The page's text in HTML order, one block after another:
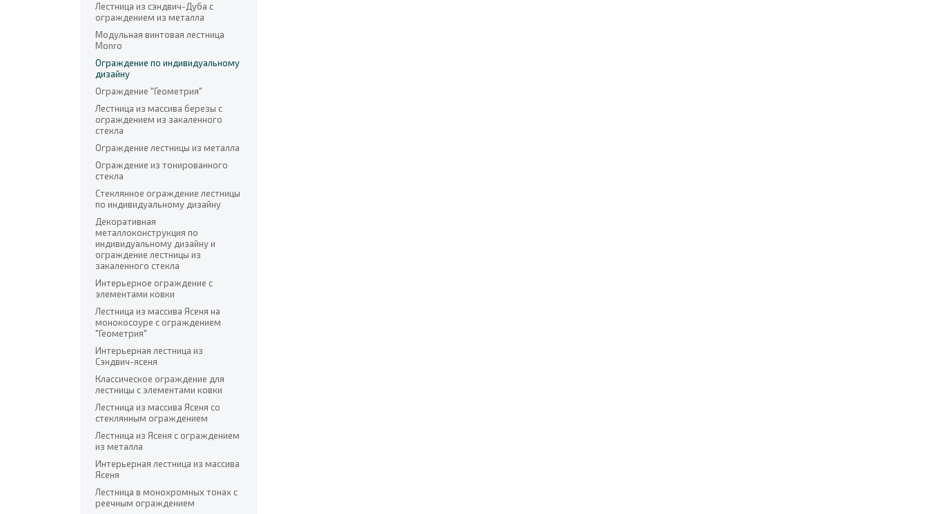
Лестница из сэндвич-Дуба с
ограждением из металла
Модульная винтовая лестница
Monro
Ограждение по индивидуальному
дизайну
Ограждение "Геометрия"
Лестница из массива березы с
ограждением из закаленного
стекла
Ограждение лестницы из металла
Ограждение из тонированного
стекла
Стеклянное ограждение лестницы
по индивидуальному дизайну
Декоративная
металлоконструкция по
индивидуальному дизайну и
ограждение лестницы из
закаленного стекла
Интерьерное ограждение с
элементами ковки
Лестница из массива Ясеня на
монокосоуре с ограждением
"Геометрия"
Интерьерная лестница из
Сэндвич-ясеня
Классическое ограждение для
лестницы с элементами ковки
Лестница из массива Ясеня со
стеклянным ограждением
Лестница из Ясеня с ограждением
из металла
Интерьерная лестница из массива
Ясеня
Лестница в монохромных тонах с
реечным ограждением